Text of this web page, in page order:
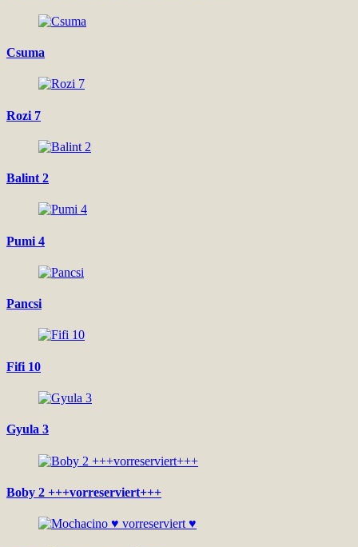
Csuma
Rozi 7
Balint 2
Pumi 4
Pancsi
Fifi 10
Gyula 3
Boby 2 +++vorreserviert+++